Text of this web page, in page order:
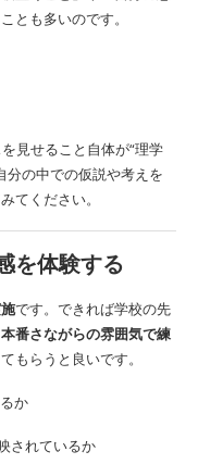
とも多いのです。
見せること自体が“理学
の中での仮説や考えを
てください。
を体験する
です。できれば学校の先
本番さながらの雰囲気で練
もらうと良いです。
か
されているか